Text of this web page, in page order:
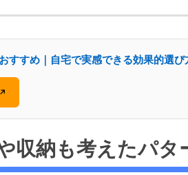
すすめ｜自宅で実感できる効果的選び
↗
収納も考えたパタ